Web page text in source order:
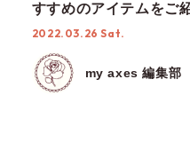
すすめのアイテムをご
【2022年 春】
2022.03.26 Sat.
my axes 編集部